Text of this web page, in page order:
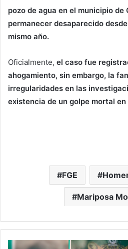
pozo de agua en el municipio de
permanecer desaparecido
mismo año.
Oficialmente, el caso fue
ahogamiento, sin embargo, la
irregularidades en las
existencia de un golpe mortal en
FGE
Mariposa
#Morelia